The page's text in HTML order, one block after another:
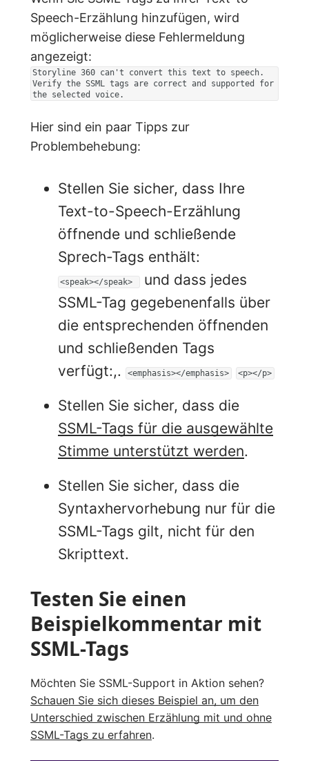
Speech-Erzählung hinzufügen, wird
möglicherweise diese Fehlermeldung
angezeigt:
Storyline 360 can't convert this text to speech.
Verify the SSML tags are correct and supported for
the selected voice.
Hier sind ein paar Tipps zur
Problembehebung:
Stellen Sie sicher, dass Ihre
Text-to-Speech-Erzählung
öffnende und schließende
Sprech-Tags enthält:
<speak></speak>
und dass jedes
SSML-Tag gegebenenfalls über
die entsprechenden öffnenden
und schließenden Tags
verfügt:,.
<emphasis></emphasis> <p></p>
Stellen Sie sicher, dass die
SSML-Tags für die ausgewählte
Stimme unterstützt werden.
Stellen Sie sicher, dass die
Syntaxhervorhebung nur für die
SSML-Tags gilt, nicht für den
Skripttext.
Testen Sie einen
Beispielkommentar mit
SSML-Tags
Möchten Sie SSML-Support in Aktion sehen?
Schauen Sie sich dieses Beispiel an, um den
Unterschied zwischen Erzählung mit und ohne
SSML-Tags zu erfahren.